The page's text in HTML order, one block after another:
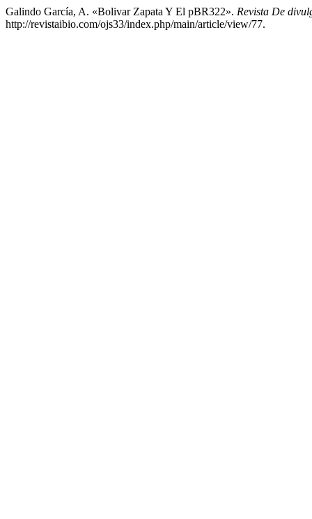
Galindo García, A. «Bolivar Zapata Y El pBR322». Revista De
http://revistaibio.com/ojs33/index.php/main/article/view/77.